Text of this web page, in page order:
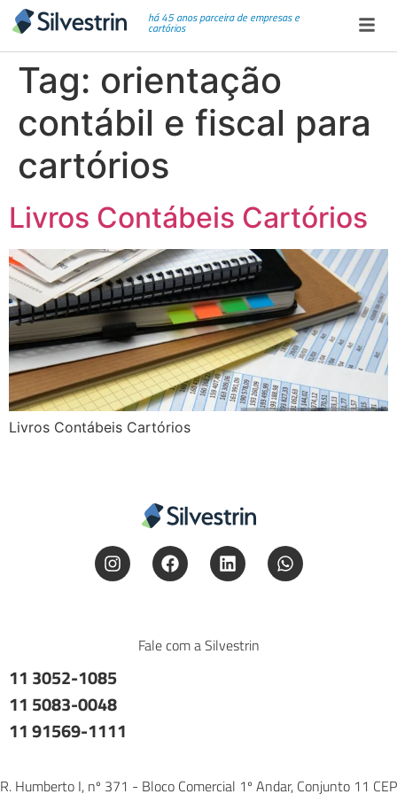
há 45 anos parceira de empresas e
cartórios
Tag: orientação
contábil e fiscal para
cartórios
Livros Contábeis Cartórios
Livros Contábeis Cartórios
Fale com a Silvestrin
11 3052-1085
11 5083-0048
11 91569-1111
R. Humberto I, nº 371 - Bloco Comercial 1º Andar, Conjunto 11 CEP